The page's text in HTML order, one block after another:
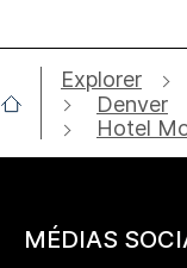
Explorer
Denver
Hotel
MÉDIAS